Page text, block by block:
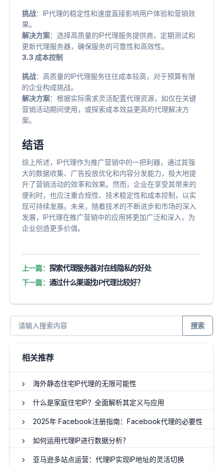
挑战​：IP代理的稳定性和速度直接影响用户体验和营销效
果。
解决方案​：选择高质量的IP代理服务提供商，定期测试和
更新代理服务器，确保服务的可靠性和高效性。
3.3 成本控制
挑战​：高质量的IP代理服务往往成本较高，对于预算有限
的企业构成挑战。
解决方案​：根据实际需求灵活配置代理资源，如仅在关键
营销活动期间使用，或探索成本效益更高的代理解决方
案。
结语
综上所述，IP代理作为推广营销中的一把利器，通过其强
大的数据收集、广告投放优化和内容分发能力，极大地提
升了营销活动的效率和效果。然而，企业在享受其带来的
便利时，也应注重合规性、技术稳定性和成本控制，以实
现可持续发展。未来，随着技术的不断进步和市场的深入
发展，IP代理在推广营销中的应用将更加广泛和深入，为
企业创造更多价值。
上一篇： 探索代理服务器对在线隐私的好处
下一篇： 通过什么渠道找IP代理比较好？
搜索
相关推荐
海外静态住宅IP代理的无限可能性
什么是家庭住宅IP？全面解析其定义与应用
2025年 Facebook注册指南：Facebook代理的必要性
如何运用代理IP进行数据分析？
亚马逊多站点运营：代理IP实现IP地址的灵活切换